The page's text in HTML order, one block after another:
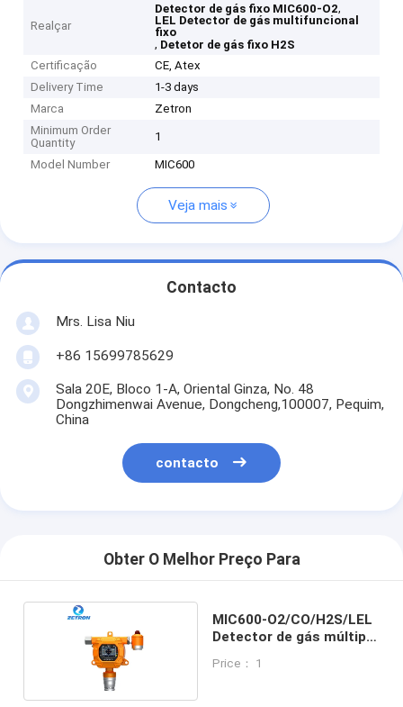
Realçar
Detector de gás fixo MIC600-O2,
LEL Detector de gás multifuncional
fixo
, Detetor de gás fixo H2S
Certificação
CE, Atex
Delivery Time
1-3 days
Marca
Zetron
Minimum Order
Quantity
1
Model Number MIC600
Veja mais
Contacto
Mrs. Lisa Niu
+86 15699785629
Sala 20E, Bloco 1-A, Oriental Ginza, No. 48
Dongzhimenwai Avenue, Dongcheng,100007, Pequim,
China
contacto
Obter O Melhor Preço Para
MIC600-O2/CO/H2S/LEL
Detector de gás múltipla
Price： 1